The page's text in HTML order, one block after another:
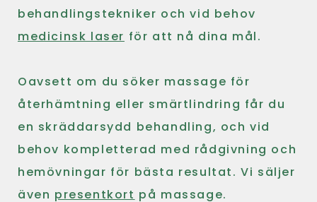
behandlingstekniker och vid behov
medicinsk laser för att nå dina mål.
Oavsett om du söker massage för
återhämtning eller smärtlindring får du
en skräddarsydd behandling, och vid
behov kompletterad med rådgivning och
hemövningar för bästa resultat. Vi säljer
även presentkort på massage.